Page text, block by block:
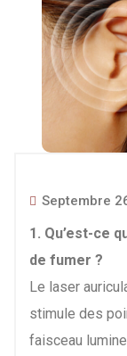
Septembre
1. Qu’est-ce
de fumer ?
Le laser
stimule des
faisceau